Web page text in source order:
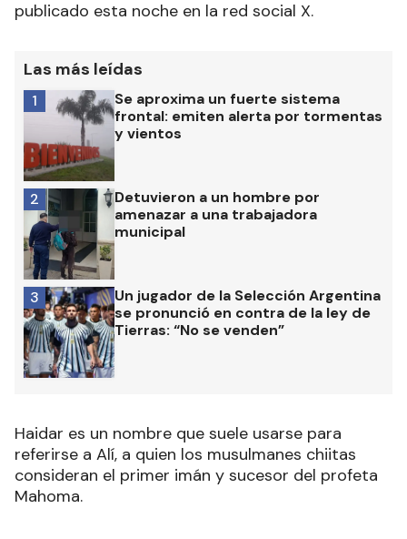
publicado esta noche en la red social X.
Las más leídas
Se aproxima un fuerte sistema
frontal: emiten alerta por tormentas
y vientos
1
Detuvieron a un hombre por
amenazar a una trabajadora
municipal
2
Un jugador de la Selección Argentina
se pronunció en contra de la ley de
Tierras: “No se venden”
3
Haidar es un nombre que suele usarse para
referirse a Alí, a quien los musulmanes chiitas
consideran el primer imán y sucesor del profeta
Mahoma.